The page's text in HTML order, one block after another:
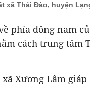
xã Thái Đào, huyện
phía đông nam
cách trung tâm
Xương Lâm